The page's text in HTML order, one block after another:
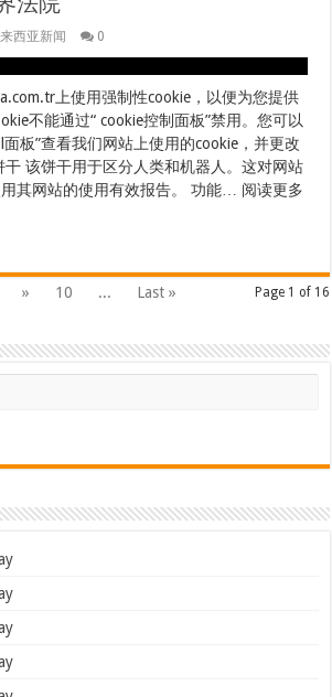
西亚新闻 0
上使用强制性cookie，以便为您提供
不能通过“ cookie控制面板”禁用。您可以
板”查看我们网站上使用的cookie，并更改
该饼干用于区分人类和机器人。这对网站
其网站的使用有效报告。 功能… 阅读更多
Page 1 of 16
» 10 ... Last »